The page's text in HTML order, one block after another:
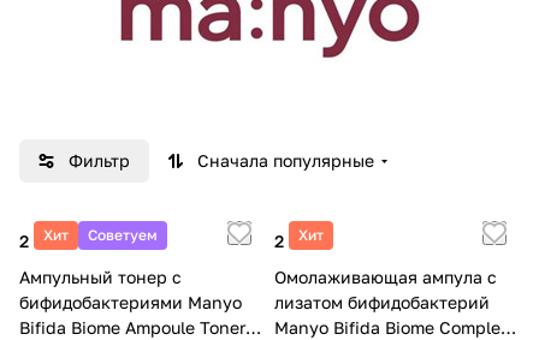
Фильтр Сначала популярные
Хит Советуем
2 600 ₽
Ампульный тонер с
бифидобактериями Manyo
Bifida Biome Ampoule Toner
Хит
2 790 ₽
Омолаживающая ампула с
лизатом бифидобактерий
Manyo Bifida Biome Complex